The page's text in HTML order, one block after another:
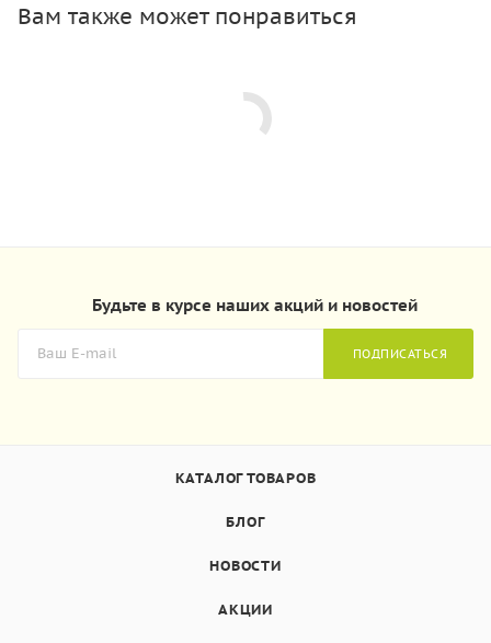
Вам также может понравиться
Будьте в курсе наших акций и новостей
ПОДПИСАТЬСЯ
КАТАЛОГ ТОВАРОВ
БЛОГ
НОВОСТИ
АКЦИИ